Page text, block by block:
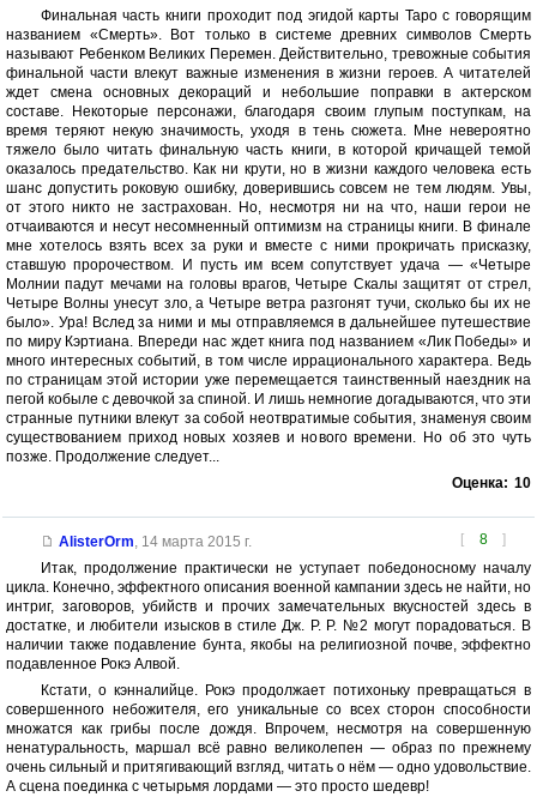
Финальная часть книги проходит под эгидой карты Таро с говорящим
названием «Смерть». Вот только в системе древних символов Смерть
называют Ребенком Великих Перемен. Действительно, тревожные события
финальной части влекут важные изменения в жизни героев. А читателей
ждет смена основных декораций и небольшие поправки в актерском
составе. Некоторые персонажи, благодаря своим глупым поступкам, на
время теряют некую значимость, уходя в тень сюжета. Мне невероятно
тяжело было читать финальную часть книги, в которой кричащей темой
оказалось предательство. Как ни крути, но в жизни каждого человека есть
шанс допустить роковую ошибку, доверившись совсем не тем людям. Увы,
от этого никто не застрахован. Но, несмотря ни на что, наши герои не
отчаиваются и несут несомненный оптимизм на страницы книги. В финале
мне хотелось взять всех за руки и вместе с ними прокричать присказку,
ставшую пророчеством. И пусть им всем сопутствует удача — «Четыре
Молнии падут мечами на головы врагов, Четыре Скалы защитят от стрел,
Четыре Волны унесут зло, а Четыре ветра разгонят тучи, сколько бы их не
было». Ура! Вслед за ними и мы отправляемся в дальнейшее путешествие
по миру Кэртиана. Впереди нас ждет книга под названием «Лик Победы» и
много интересных событий, в том числе иррационального характера. Ведь
по страницам этой истории уже перемещается таинственный наездник на
пегой кобыле с девочкой за спиной. И лишь немногие догадываются, что эти
странные путники влекут за собой неотвратимые события, знаменуя своим
существованием приход новых хозяев и нового времени. Но об это чуть
позже. Продолжение следует...
Оценка: 10
[ 8 ]
AlisterOrm, 14 марта 2015 г.
Итак, продолжение практически не уступает победоносному началу
цикла. Конечно, эффектного описания военной кампании здесь не найти, но
интриг, заговоров, убийств и прочих замечательных вкусностей здесь в
достатке, и любители изысков в стиле Дж. Р. Р. №2 могут порадоваться. В
наличии также подавление бунта, якобы на религиозной почве, эффектно
подавленное Рокэ Алвой.
Кстати, о кэнналийце. Рокэ продолжает потихоньку превращаться в
совершенного небожителя, его уникальные со всех сторон способности
множатся как грибы после дождя. Впрочем, несмотря на совершенную
ненатуральность, маршал всё равно великолепен — образ по прежнему
очень сильный и притягивающий взгляд, читать о нём — одно удовольствие.
А сцена поединка с четырьмя лордами — это просто шедевр!